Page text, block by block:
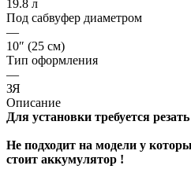
19.8 л
Под сабвуфер диаметром
—
10″ (25 см)
Тип оформления
—
ЗЯ
Описание
Для установки требуется
Не подходит на модели у
стоит аккумулятор !